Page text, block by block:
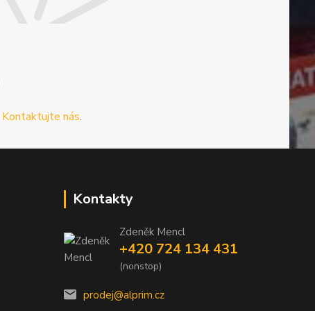
Kontaktujte nás.
Kontakty
Zdeněk Mencl
+420 724 134 431
(nonstop)
prodej@alprim.cz